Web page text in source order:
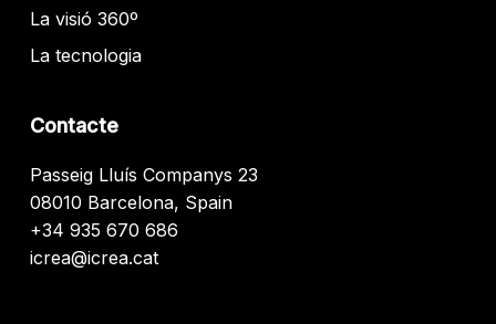
La visió 360º
La tecnologia
Contacte
Passeig Lluís Companys 23
08010 Barcelona, Spain
+34 935 670 686
icrea@icrea.cat